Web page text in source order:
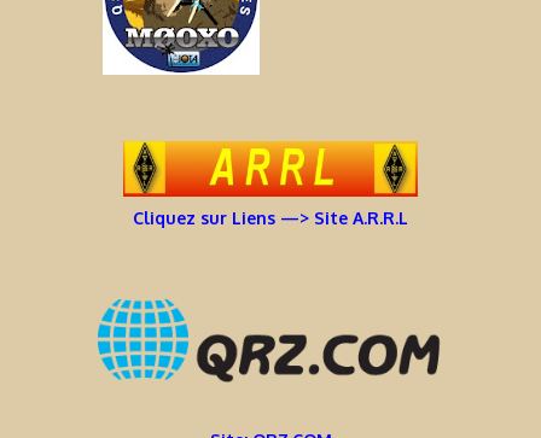
Cliquez sur Liens —> Site A.R.R.L